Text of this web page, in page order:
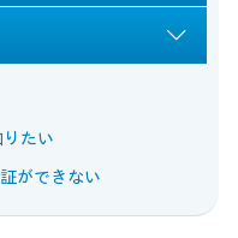
たい
ができない